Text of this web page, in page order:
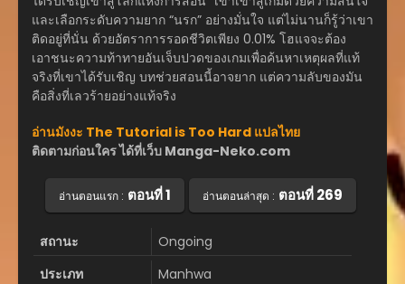
และเลือกระดับความยาก “นรก” อย่างมั่นใจ แต่ไม่นานก็รู้ว่าเขา
ติดอยู่ที่นั่น ด้วยอัตราการรอดชีวิตเพียง 0.01% โฮแจจะต้อง
เอาชนะความท้าทายอันเจ็บปวดของเกมเพื่อค้นหาเหตุผลที่แท้
จริงที่เขาได้รับเชิญ บทช่วยสอนนี้อาจยาก แต่ความลับของมัน
คือสิ่งที่เลวร้ายอย่างแท้จริง
อ่านมังงะ The Tutorial is Too Hard แปลไทย
ติดตามก่อนใคร ได้ที่เว็บ Manga-Neko.com
อ่านตอนแรก : ตอนที่ 1 อ่านตอนล่าสุด : ตอนที่ 269
สถานะ
Ongoing
ประเภท
Manhwa